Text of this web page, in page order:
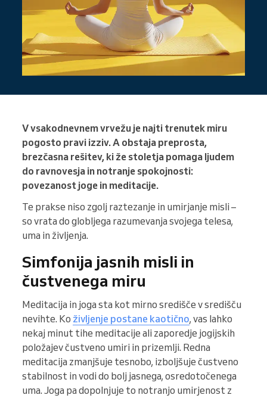
V vsakodnevnem vrvežu je najti trenutek miru
pogosto pravi izziv. A obstaja preprosta,
brezčasna rešitev, ki že stoletja pomaga ljudem
do ravnovesja in notranje spokojnosti:
povezanost joge in meditacije.
Te prakse niso zgolj raztezanje in umirjanje misli –
so vrata do globljega razumevanja svojega telesa,
uma in življenja.
Simfonija jasnih misli in
čustvenega miru
Meditacija in joga sta kot mirno središče v središču
nevihte. Ko življenje postane kaotično, vas lahko
nekaj minut tihe meditacije ali zaporedje jogijskih
položajev čustveno umiri in prizemlji. Redna
meditacija zmanjšuje tesnobo, izboljšuje čustveno
stabilnost in vodi do bolj jasnega, osredotočenega
uma. Joga pa dopolnjuje to notranjo umirjenost z